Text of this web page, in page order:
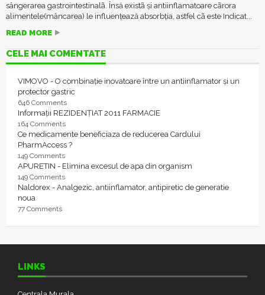
sângerarea gastrointestinalã. Însă existã și antiinflamatoare cãrora
alimentele(mâncarea) le influențează absorbția, astfel cã este Indicat...
READ MORE
CELE MAI COMENTATE
VIMOVO - O combinație inovatoare între un antiinflamator și un
protector gastric
646 Comments
Informații REZIDENȚIAT 2011 FARMACIE
164 Comments
Ce medicamente beneficiaza de reducerea Cardului
PharmAccess ?
149 Comments
APURETIN - Elimina excesul de apa din organism
149 Comments
Naldorex - Analgezic, antiinflamator, antipiretic de generatie
noua
77 Comments
LINKS